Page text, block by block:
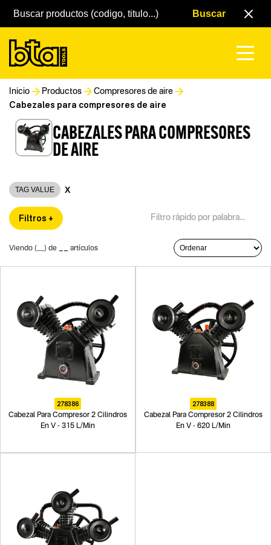
Inicio Productos Compresores de aire
Cabezales para compresores de aire
CABEZALES PARA COMPRESORES
DE AIRE
TAG VALUE X
Filtros +
Viendo ( ) de artículos
278386
Cabezal Para Compresor 2 Cilindros
En V - 315 L/Min
278388
Cabezal Para Compresor 2 Cilindros
En V - 620 L/Min